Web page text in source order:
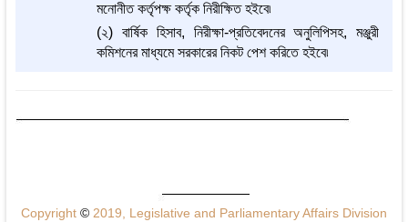
মনোনীত কর্তৃপক্ষ কর্তৃক নিরীক্ষিত হইবে৷
(২) বার্ষিক হিসাব, নিরীক্ষা-প্রতিবেদনের অনুলিপিসহ, মঞ্জুরী
কমিশনের মাধ্যমে সরকারের নিকট পেশ করিতে হইবে৷
Copyright ©2019, Legislative and Parliamentary Affairs Division